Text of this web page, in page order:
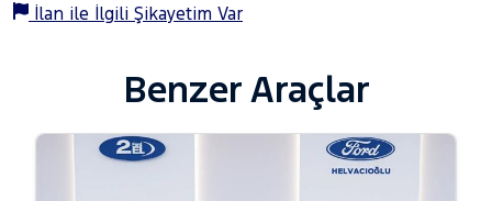
İlan ile İlgili Şikayetim Var
Benzer Araçlar